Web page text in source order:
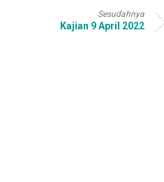
Sesudahnya
Kajian 9 April 2022